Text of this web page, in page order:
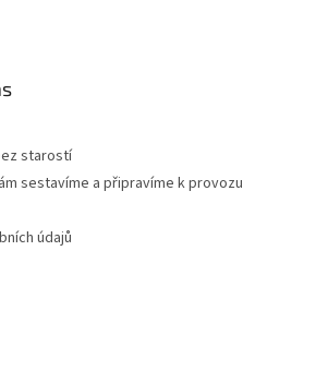
starostí
sestavíme a připravíme k provozu
údajů